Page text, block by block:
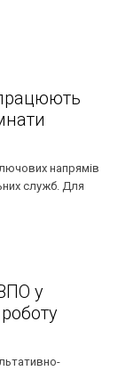
напрямів
служб. Для
у